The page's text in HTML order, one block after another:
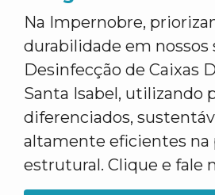
Na Impernobre,
durabilidade em nossos
Desinfecção de Caixas
Santa Isabel, utilizando
diferenciados,
altamente eficientes na
estrutural. Clique e fale